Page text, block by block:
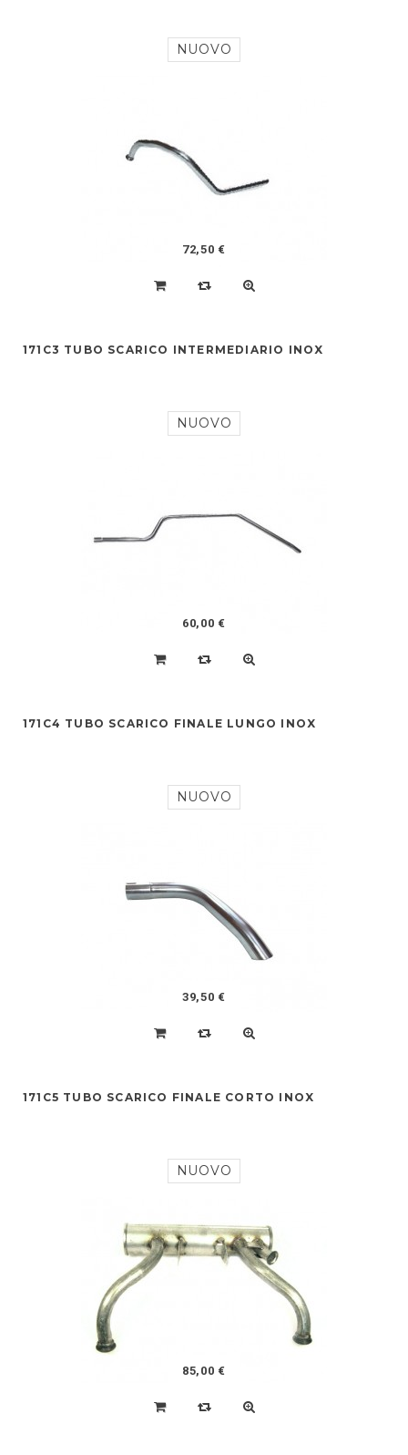
NUOVO
72,50 €
171C3 TUBO SCARICO INTERMEDIARIO INOX
NUOVO
60,00 €
171C4 TUBO SCARICO FINALE LUNGO INOX
NUOVO
39,50 €
171C5 TUBO SCARICO FINALE CORTO INOX
NUOVO
85,00 €